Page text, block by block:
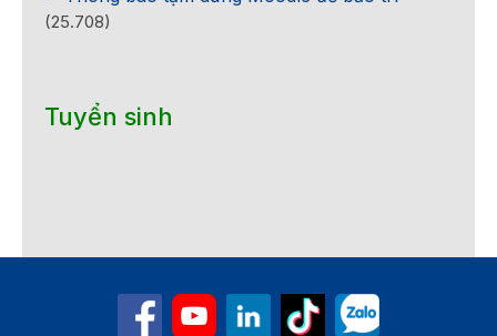
(25.708)
Tuyển sinh